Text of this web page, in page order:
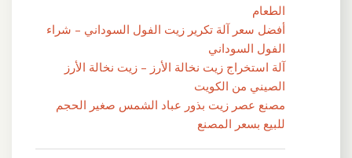
الطعام
أفضل سعر آلة تكرير زيت الفول السوداني – شراء
الفول السوداني
آلة استخراج زيت نخالة الأرز – زيت نخالة الأرز
الصيني من الكويت
مصنع عصر زيت بذور عباد الشمس صغير الحجم
للبيع بسعر المصنع